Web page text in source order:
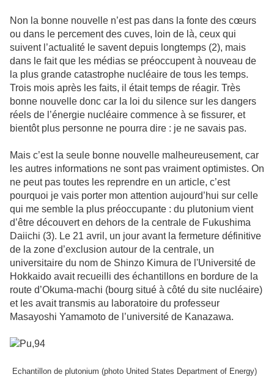
Non la bonne nouvelle n’est pas dans la fonte des cœurs
ou dans le percement des cuves, loin de là, ceux qui
suivent l’actualité le savent depuis longtemps (2), mais
dans le fait que les médias se préoccupent à nouveau de
la plus grande catastrophe nucléaire de tous les temps.
Trois mois après les faits, il était temps de réagir. Très
bonne nouvelle donc car la loi du silence sur les dangers
réels de l’énergie nucléaire commence à se fissurer, et
bientôt plus personne ne pourra dire : je ne savais pas.
Mais c’est la seule bonne nouvelle malheureusement, car
les autres informations ne sont pas vraiment optimistes. On
ne peut pas toutes les reprendre en un article, c’est
pourquoi je vais porter mon attention aujourd’hui sur celle
qui me semble la plus préoccupante : du plutonium vient
d’être découvert en dehors de la centrale de Fukushima
Daiichi (3). Le 21 avril, un jour avant la fermeture définitive
de la zone d’exclusion autour de la centrale, un
universitaire du nom de Shinzo Kimura de l'Université de
Hokkaido avait recueilli des échantillons en bordure de la
route d’Okuma-machi (bourg situé à côté du site nucléaire)
et les avait transmis au laboratoire du professeur
Masayoshi Yamamoto de l’université de Kanazawa.
Echantillon de plutonium (photo United States Department of Energy)